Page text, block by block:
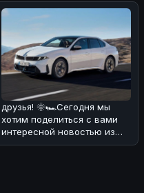
друзья! 🌞🏎Сегодня мы
хотим поделиться с вами
интересной новостью из
мира BMW. В Европе уже в